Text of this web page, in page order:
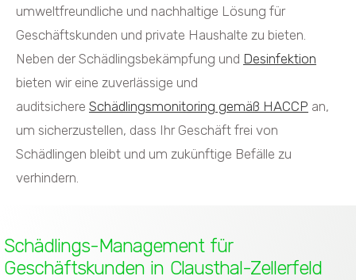
umweltfreundliche und nachhaltige Lösung für
Geschäftskunden und private Haushalte zu bieten.
Neben der Schädlingsbekämpfung und Desinfektion
bieten wir eine zuverlässige und
auditsichere Schädlingsmonitoring gemäß HACCP an,
um sicherzustellen, dass Ihr Geschäft frei von
Schädlingen bleibt und um zukünftige Befälle zu
verhindern.
Schädlings-Management für
Geschäftskunden in Clausthal-Zellerfeld